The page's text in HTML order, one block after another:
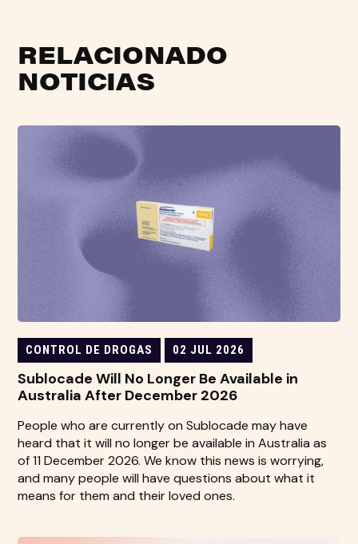
RELACIONADO
NOTICIAS
CONTROL DE DROGAS 02 JUL 2026
Sublocade Will No Longer Be Available in
Australia After December 2026
People who are currently on Sublocade may have
heard that it will no longer be available in Australia as
of 11 December 2026. We know this news is worrying,
and many people will have questions about what it
means for them and their loved ones.